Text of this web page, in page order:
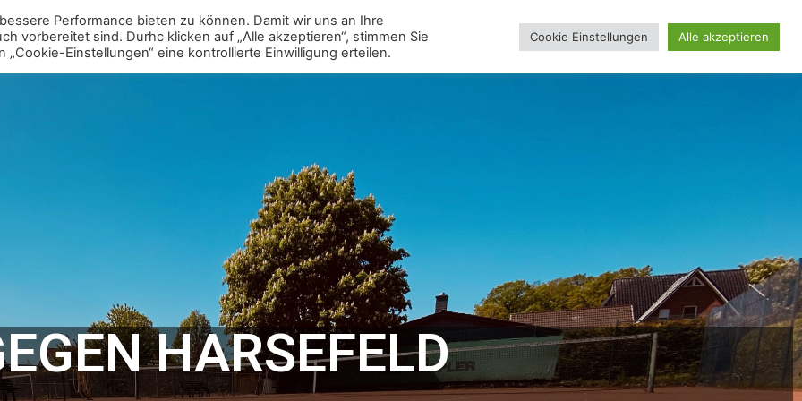
Mitgliedschaft Jugend Erwachsene Vereinskollektion
HARSEFELD
Performance bieten zu können. Damit wir uns an Ihre
vorbereitet sind. Durhc klicken auf „Alle akzeptieren“, stimmen Sie
Einstellungen“ eine kontrollierte Einwilligung erteilen.
Cookie Einstellungen Alle akzeptieren